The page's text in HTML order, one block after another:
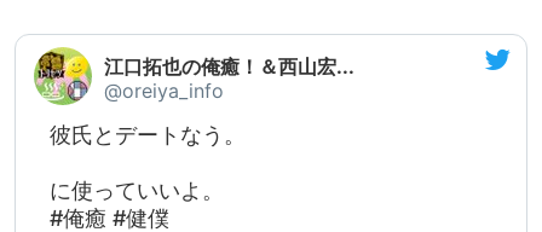
江口拓也の俺癒！＆西山宏...
@oreiya_info
彼氏とデートなう。
に使っていいよ。
#俺癒 #健僕